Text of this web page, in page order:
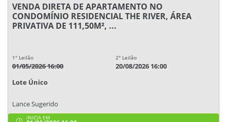
VENDA DIRETA DE APARTAMENTO NO
CONDOMÍNIO RESIDENCIAL THE RIVER, ÁREA
PRIVATIVA DE 111,50M², ...
1° Leilão
01/05/2026 16:00
2° Leilão
20/08/2026 16:00
Lote Único
Lance Sugerido
INICIA EM